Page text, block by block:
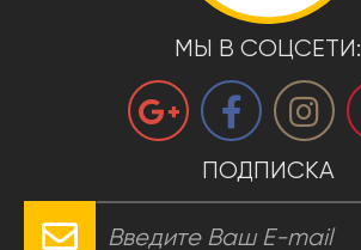
МЫ В СОЦСЕТИ:
ПОДПИСКА